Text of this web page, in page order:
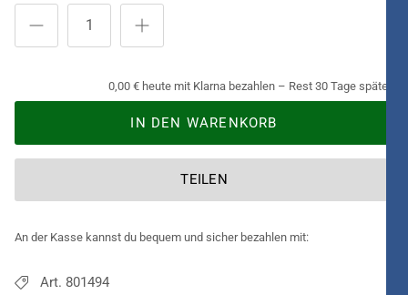
0,00 € heute mit Klarna bezahlen – Rest 30 Tage später.
IN DEN WARENKORB
TEILEN
An der Kasse kannst du bequem und sicher bezahlen mit:
Art. 801494